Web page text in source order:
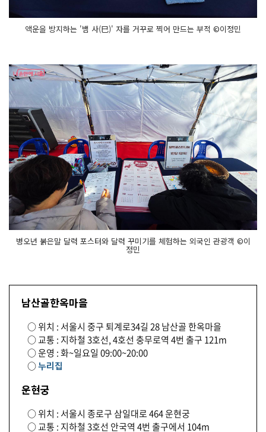
액운을 방지하는 '뱀 사(巳)' 자를 거꾸로 찍어 만드는 부적 ©이정민
병오년 붉은말 달력 포스터와 달력 꾸미기를 체험하는 외국인 관광객 ©이
정민
남산골한옥마을
○ 위치 : 서울시 중구 퇴계로34길 28 남산골 한옥마을
○ 교통 : 지하철 3호선, 4호선 충무로역 4번 출구 121m
○ 운영 : 화~일요일 09:00~20:00
○누리집
운현궁
○ 위치 : 서울시 종로구 삼일대로 464 운현궁
○ 교통 : 지하철 3호선 안국역 4번 출구에서 104m